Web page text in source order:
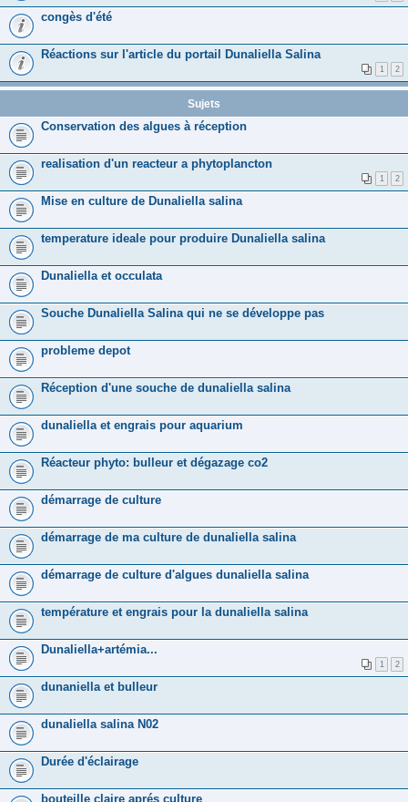
congès d'été
Réactions sur l'article du portail Dunaliella Salina
1 2
Sujets
Conservation des algues à réception
realisation d'un reacteur a phytoplancton
1 2
Mise en culture de Dunaliella salina
temperature ideale pour produire Dunaliella salina
Dunaliella et occulata
Souche Dunaliella Salina qui ne se développe pas
probleme depot
Réception d'une souche de dunaliella salina
dunaliella et engrais pour aquarium
Réacteur phyto: bulleur et dégazage co2
démarrage de culture
démarrage de ma culture de dunaliella salina
démarrage de culture d'algues dunaliella salina
température et engrais pour la dunaliella salina
Dunaliella+artémia...
1 2
dunaniella et bulleur
dunaliella salina N02
Durée d'éclairage
bouteille claire aprés culture